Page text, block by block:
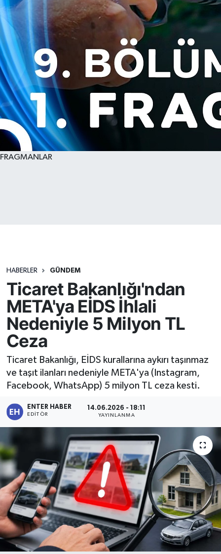
FRAGMANLAR
HABERLER GÜNDEM
Ticaret Bakanlığı'ndan
META'ya EİDS İhlali
Nedeniyle 5 Milyon TL
Ceza
Ticaret Bakanlığı, EİDS kurallarına aykırı taşınmaz
ve taşıt ilanları nedeniyle META'ya (Instagram,
Facebook, WhatsApp) 5 milyon TL ceza kesti.
ENTER HABER
EDITÖR
14.06.2026 - 18:11
YAYINLANMA